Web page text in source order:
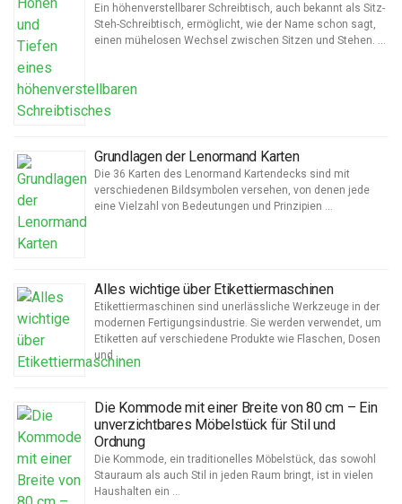
Ein höhenverstellbarer Schreibtisch, auch bekannt als Sitz-
Steh-Schreibtisch, ermöglicht, wie der Name schon sagt,
einen mühelosen Wechsel zwischen Sitzen und Stehen. …
Grundlagen der Lenormand Karten
Die 36 Karten des Lenormand Kartendecks sind mit
verschiedenen Bildsymbolen versehen, von denen jede
eine Vielzahl von Bedeutungen und Prinzipien …
Alles wichtige über Etikettiermaschinen
Etikettiermaschinen sind unerlässliche Werkzeuge in der
modernen Fertigungsindustrie. Sie werden verwendet, um
Etiketten auf verschiedene Produkte wie Flaschen, Dosen
und …
Die Kommode mit einer Breite von 80 cm – Ein
unverzichtbares Möbelstück für Stil und
Ordnung
Die Kommode, ein traditionelles Möbelstück, das sowohl
Stauraum als auch Stil in jeden Raum bringt, ist in vielen
Haushalten ein …